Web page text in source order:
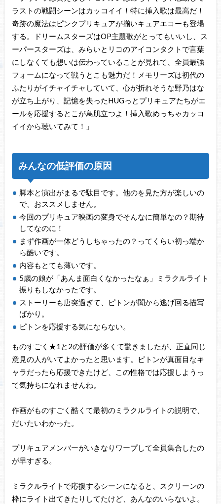
ラストの戦闘シーンはカッコイイ！特に挿入歌は最高だ！
奇跡の魔法はピンクプリキュアが揃いキュアエコーも登場
する。ドリームスターズはOP主題歌がとってもいいし、ス
ーパースターズは、みらいとリコのアイコンタクトで言葉
にしなくても想いは伝わっていることが見れて、全員最強
フォームになって戦うとこも魅力だ！メモリーズは初代の
ふたりがイチャイチャしていて、心が折れそうな野乃はな
が立ち上がり、記憶を失ったHUGっとプリキュアたちがエ
ールを応援するとこが鳥肌立つよ！挿入歌めっちゃカッコ
イイから聴いてみて！」
みんなの低評価の原因
脚本と演出がまるで駄目です。他のを見た方が楽しいの
で、おススメしません。
今回のプリキュア映画の変身でそんなに簡単なの？期待
してなのに！
まず作画が一体どうしちゃったの？ってくらい初っ端か
ら酷いです。
内容もとても薄いです。
5歳の娘が「あんま面白くなかったなぁ」ミラクルライト
振りもしなかったです。
ストーリーも唐突過ぎて、ピトンが闇から逃げ回る描写
ばかり。
ピトンを応援する気にならない。
ものすごく★1と2の評価が多くて驚きましたが、正直同じ
意見の人がいてよかったと思います。ピトンが真面目なキ
ャラだったら応援できたけど、この性格では応援しようっ
て気持ちになれませんね。
作画がものすごく酷くて最初のミラクルライトの説明で、
だいたいわかった。
プリキュアメンバーがいきなりワープして全員集合したの
が早すぎる。
ミラクルライトで応援するシーンになると、スクリーンの
枠にライト出てきたりしてたけど、あんなのいらないよ。